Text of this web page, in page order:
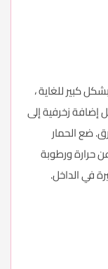
كبير للغاية ،
زخرفية إلى
ضع الحمار
حرارة ورطوبة
في الداخل.